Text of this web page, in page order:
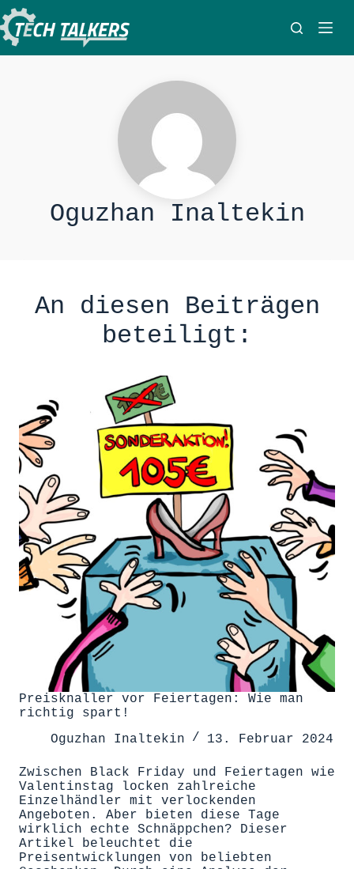
Zum
Inhalt
springen
Oguzhan Inaltekin
An diesen Beiträgen
beteiligt:
Preisknaller vor Feiertagen: Wie man
richtig spart!
Oguzhan Inaltekin
13. Februar 2024
Zwischen Black Friday und Feiertagen wie
Valentinstag locken zahlreiche
Einzelhändler mit verlockenden
Angeboten. Aber bieten diese Tage
wirklich echte Schnäppchen? Dieser
Artikel beleuchtet die
Preisentwicklungen von beliebten